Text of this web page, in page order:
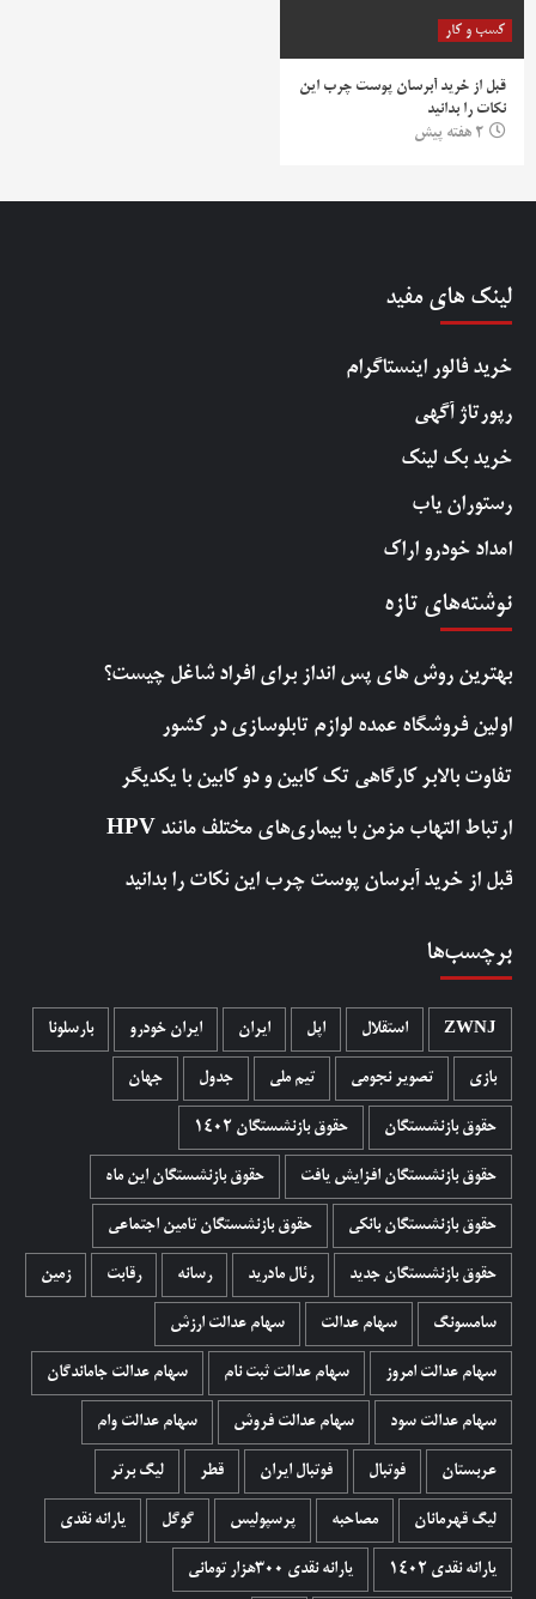
کسب و کار
قبل از خرید آبرسان پوست چرب این
نکات را بدانید
2 هفته پیش
لینک های مفید
خرید فالور اینستاگرام
رپورتاژ آگهی
خرید بک لینک
رستوران یاب
امداد خودرو اراک
نوشته‌های تازه
بهترین روش‌ های پس‌ انداز برای افراد شاغل چیست؟
اولین فروشگاه عمده لوازم تابلوسازی در کشور
تفاوت بالابر کارگاهی تک کابین و دو کابین با یکدیگر
ارتباط التهاب مزمن با بیماری‌های مختلف مانند HPV
قبل از خرید آبرسان پوست چرب این نکات را بدانید
برچسب‌ها
ZWNJ استقلال اپل ایران ایران خودرو بارسلونا
بازی تصویر نجومی تیم ملی جدول جهان
حقوق بازنشستگان حقوق بازنشستگان 1402
حقوق بازنشستگان افزایش یافت حقوق بازنشستگان این ماه
حقوق بازنشستگان بانکی حقوق بازنشستگان تامین اجتماعی
حقوق بازنشستگان جدید رئال مادرید رسانه رقابت زمین
سامسونگ سهام عدالت سهام عدالت ارزش
سهام عدالت امروز سهام عدالت ثبت نام سهام عدالت جاماندگان
سهام عدالت سود سهام عدالت فروش سهام عدالت وام
عربستان فوتبال فوتبال ایران قطر لیگ برتر
لیگ قهرمانان مصاحبه پرسپولیس گوگل یارانه نقدی
یارانه نقدی 1402 یارانه نقدی ۳۰۰هزار تومانی